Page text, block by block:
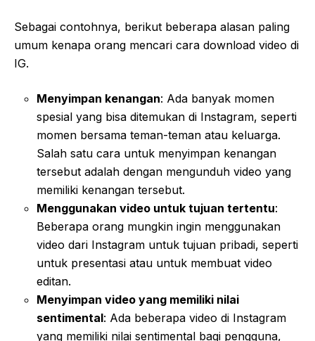
Sebagai contohnya, berikut beberapa alasan paling
umum kenapa orang mencari cara download video di
IG.
Menyimpan kenangan: Ada banyak momen
spesial yang bisa ditemukan di Instagram, seperti
momen bersama teman-teman atau keluarga.
Salah satu cara untuk menyimpan kenangan
tersebut adalah dengan mengunduh video yang
memiliki kenangan tersebut.
Menggunakan video untuk tujuan tertentu:
Beberapa orang mungkin ingin menggunakan
video dari Instagram untuk tujuan pribadi, seperti
untuk presentasi atau untuk membuat video
editan.
Menyimpan video yang memiliki nilai
sentimental: Ada beberapa video di Instagram
yang memiliki nilai sentimental bagi pengguna,